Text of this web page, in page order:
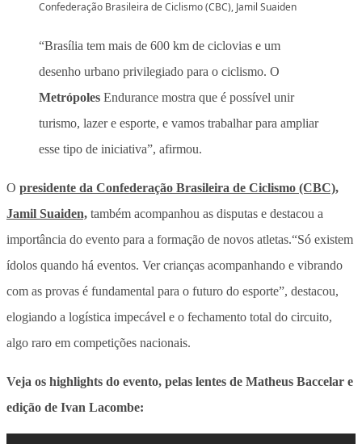
Confederação Brasileira de Ciclismo (CBC), Jamil Suaiden
“Brasília tem mais de 600 km de ciclovias e um
desenho urbano privilegiado para o ciclismo. O
Metrópoles Endurance mostra que é possível unir
turismo, lazer e esporte, e vamos trabalhar para ampliar
esse tipo de iniciativa”, afirmou.
O presidente da Confederação Brasileira de Ciclismo (CBC),
Jamil Suaiden, também acompanhou as disputas e destacou a
importância do evento para a formação de novos atletas.“Só existem
ídolos quando há eventos. Ver crianças acompanhando e vibrando
com as provas é fundamental para o futuro do esporte”, destacou,
elogiando a logística impecável e o fechamento total do circuito,
algo raro em competições nacionais.
Veja os highlights do evento, pelas lentes de Matheus Baccelar e
edição de Ivan Lacombe: